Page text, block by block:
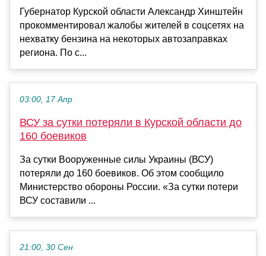
Губернатор Курской области Александр Хинштейн
прокомментировал жалобы жителей в соцсетях на
нехватку бензина на некоторых автозаправках
региона. По с...
03:00, 17 Апр
ВСУ за сутки потеряли в Курской области до
160 боевиков
За сутки Вооруженные силы Украины (ВСУ)
потеряли до 160 боевиков. Об этом сообщило
Министерство обороны России. «За сутки потери
ВСУ составили ...
21:00, 30 Сен